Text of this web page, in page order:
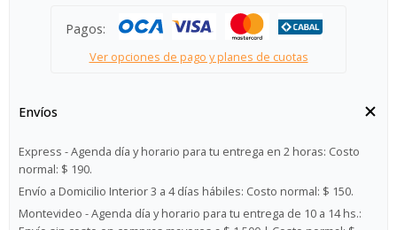
Pagos:
Ver opciones de pago y planes de cuotas
Envíos
Express - Agenda día y horario para tu entrega en 2 horas: Costo
normal: $ 190.
Envío a Domicilio Interior 3 a 4 días hábiles: Costo normal: $ 150.
Montevideo - Agenda día y horario para tu entrega de 10 a 14 hs.: